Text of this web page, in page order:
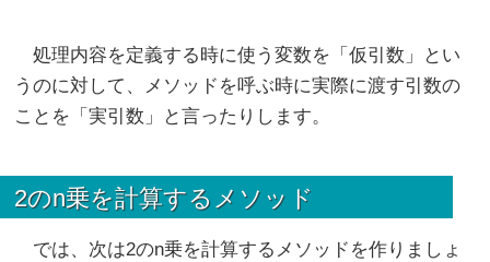
処理内容を定義する時に使う変数を「仮引数」とい
うのに対して、メソッドを呼ぶ時に実際に渡す引数の
ことを「実引数」と言ったりします。
2のn乗を計算するメソッド
では、次は2のn乗を計算するメソッドを作りましょ